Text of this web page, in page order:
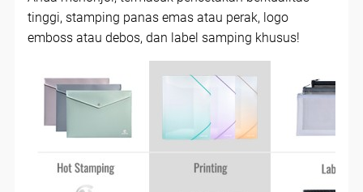
tinggi, stamping panas emas atau perak, logo
emboss atau debos, dan label samping khusus!